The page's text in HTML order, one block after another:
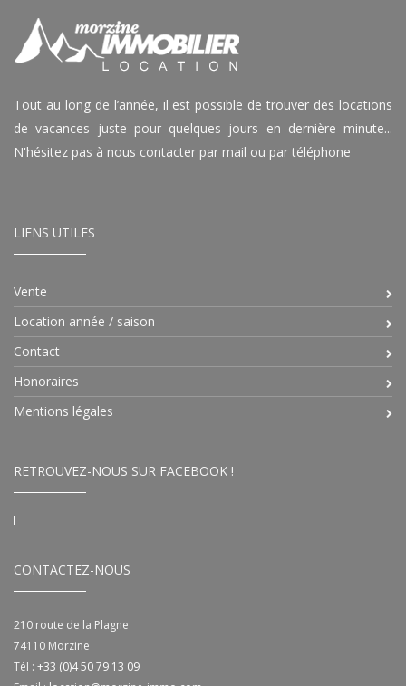
Tout au long de l’année, il est possible de trouver des locations
de vacances juste pour quelques jours en dernière minute...
N'hésitez pas à nous contacter par mail ou par téléphone
LIENS UTILES
Vente
Location année / saison
Contact
Honoraires
Mentions légales
RETROUVEZ-NOUS SUR FACEBOOK !
CONTACTEZ-NOUS
210 route de la Plagne
74110 Morzine
Tél : +33 (0)4 50 79 13 09